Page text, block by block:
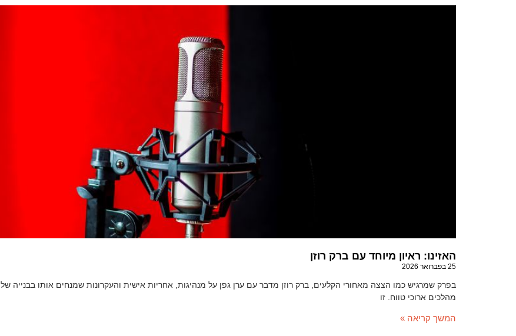
האזינו: ראיון מיוחד עם ברק רוזן
25 בפברואר 2026
בפרק שמרגיש כמו הצצה מאחורי הקלעים, ברק רוזן מדבר עם ערן גפן על מנהיגות, אחריות אישית והעקרונות שמנחים אותו בבנייה של
מהלכים ארוכי טווח. זו
המשך קריאה »